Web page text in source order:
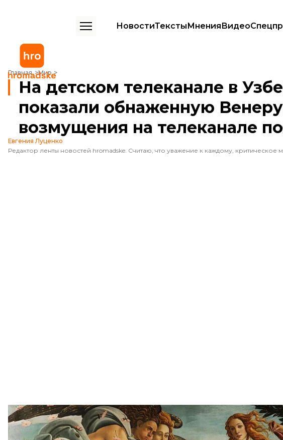
НовостиТекстыМненияВидео
Главная Мир
На детском телеканале в Узбекистане показали обнаженную Венеру. После
На детском телеканале в
показали обнаженную
возмущения на телеканале
Евгения Луценко
На детском телеканале в Узбекистане ввели должность
духовностью того, что выходит в эфире. Должность появилась
скандал из—за показа картины Сандро Боттичелли «Рождение